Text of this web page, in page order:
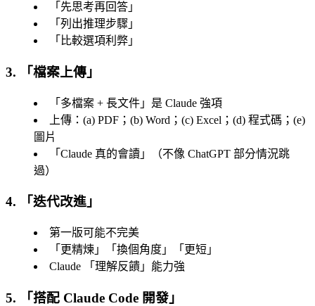
「 先思考再回答 」
「 列出推理步驟 」
「 比較選項利弊 」
3. 「檔案上傳」
「 多檔案 + 長文件 」是 Claude 強項
上傳：(a) PDF；(b) Word；(c) Excel；(d) 程式碼；(e)
圖片
「 Claude 真的會讀 」（不像 ChatGPT 部分情況跳
過）
4. 「迭代改進」
第一版可能不完美
「 更精煉 」「 換個角度 」「 更短 」
Claude 「 理解反饋 」能力強
5. 「搭配 Claude Code 開發」